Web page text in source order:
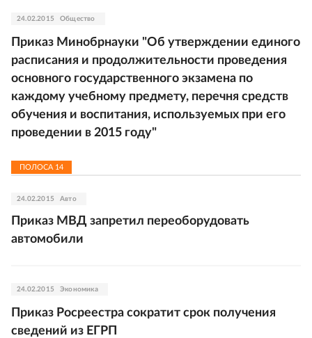
24.02.2015 Общество
Приказ Минобрнауки "Об утверждении единого
расписания и продолжительности проведения
основного государственного экзамена по
каждому учебному предмету, перечня средств
обучения и воспитания, используемых при его
проведении в 2015 году"
ПОЛОСА 14
24.02.2015 Авто
Приказ МВД запретил переоборудовать
автомобили
24.02.2015 Экономика
Приказ Росреестра сократит срок получения
сведений из ЕГРП